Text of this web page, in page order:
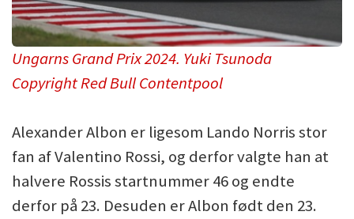
Ungarns Grand Prix 2024. Yuki Tsunoda
Copyright Red Bull Contentpool
Alexander Albon er ligesom Lando Norris stor
fan af Valentino Rossi, og derfor valgte han at
halvere Rossis startnummer 46 og endte
derfor på 23. Desuden er Albon født den 23.